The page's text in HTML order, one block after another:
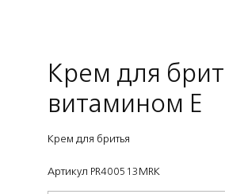
Крем для
витамином Е
Крем для бритья
Артикул PR400513MRK